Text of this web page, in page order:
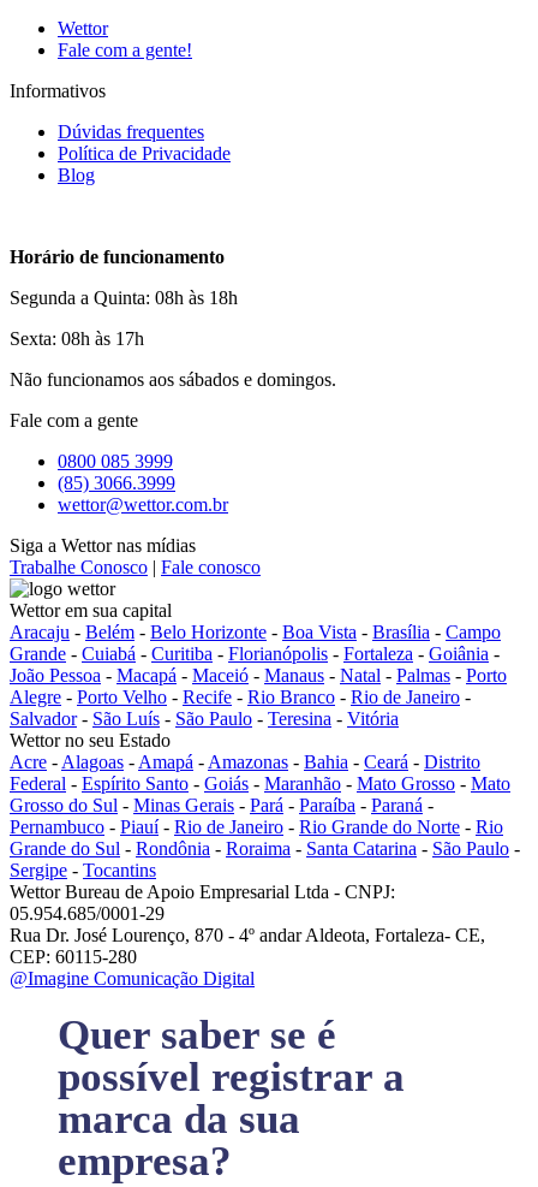
Wettor
Fale com a gente!
Informativos
Dúvidas frequentes
Política de Privacidade
Blog
Horário de funcionamento
Segunda a Quinta: 08h às 18h
Sexta: 08h às 17h
Não funcionamos aos sábados e domingos.
Fale com a gente
0800 085 3999
(85) 3066.3999
wettor@wettor.com.br
Siga a Wettor nas mídias
Trabalhe Conosco | Fale conosco
Wettor em sua capital
Aracaju - Belém - Belo Horizonte - Boa Vista - Brasília - Campo
Grande - Cuiabá - Curitiba - Florianópolis - Fortaleza - Goiânia -
João Pessoa - Macapá - Maceió - Manaus - Natal - Palmas - Porto
Alegre - Porto Velho - Recife - Rio Branco - Rio de Janeiro -
Salvador- São Luís - São Paulo - Teresina - Vitória
Wettor no seu Estado
Acre - Alagoas - Amapá - Amazonas - Bahia - Ceará - Distrito
Federal - Espírito Santo - Goiás - Maranhão - Mato Grosso - Mato
Grosso do Sul - Minas Gerais - Pará - Paraíba - Paraná -
Pernambuco - Piauí- Rio de Janeiro - Rio Grande do Norte - Rio
Grande do Sul - Rondônia - Roraima - Santa Catarina - São Paulo -
Sergipe - Tocantins
Wettor Bureau de Apoio Empresarial Ltda - CNPJ:
05.954.685/0001-29
Rua Dr. José Lourenço, 870 - 4º andar Aldeota, Fortaleza- CE,
CEP: 60115-280
@Imagine Comunicação Digital
Quer saber se é
possível registrar a
marca da sua
empresa?